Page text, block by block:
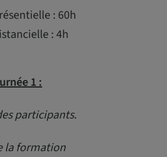
: 60h
: 4h
1 :
participants.
la formation